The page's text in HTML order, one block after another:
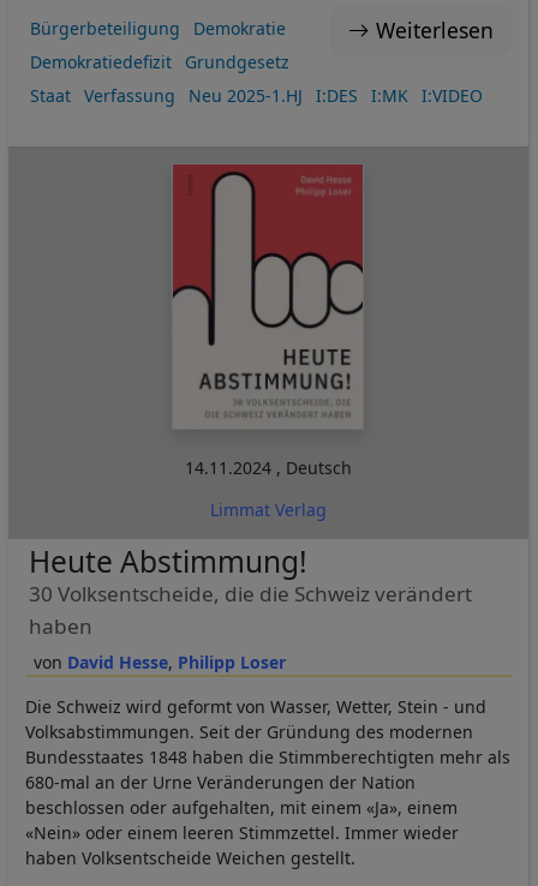
Weiterlesen
Bürgerbeteiligung
Demokratie
Demokratiedefizit
Grundgesetz
Staat
Verfassung Neu 2025-1.HJ I:DES I:MK I:VIDEO
14.11.2024 , Deutsch
Limmat Verlag
David Hesse Philipp Loser
Heute Abstimmung!
30 Volksentscheide, die die Schweiz verändert
haben
Die Schweiz wird geformt von Wasser, Wetter, Stein - und
Volksabstimmungen. Seit der Gründung des modernen
Bundesstaates 1848 haben die Stimmberechtigten mehr als
680-mal an der Urne Veränderungen der Nation
beschlossen oder aufgehalten, mit einem «Ja», einem
«Nein» oder einem leeren Stimmzettel. Immer wieder
haben Volksentscheide Weichen gestellt.